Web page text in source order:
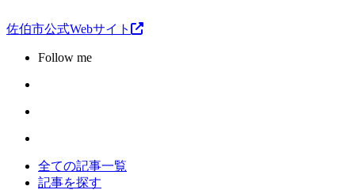
佐伯市公式Webサイト
Follow me
全ての記事一覧
記事を探す